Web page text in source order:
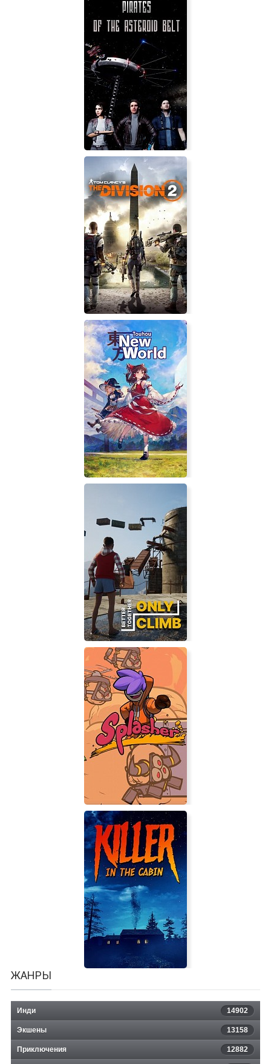
Dynomite Deluxe
Pirates of the Asteroid Belt VR
Tom Clancy's The Division 2 |
Лицензия
Touhou: New World
Only Climb: Better Together
Splasher
ЖАНРЫ
Инди 14902
Экшены 13158
Приключения 12882